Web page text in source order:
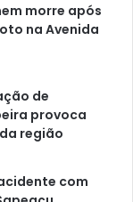
morre após
na Avenida
de
provoca
região
com